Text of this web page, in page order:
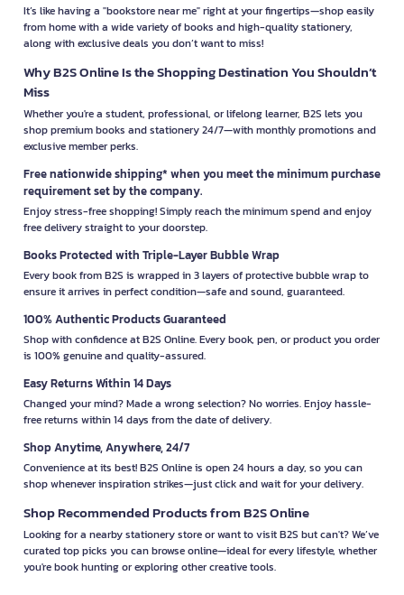
It’s like having a "bookstore near me" right at your fingertips—shop easily
from home with a wide variety of books and high-quality stationery,
along with exclusive deals you don’t want to miss!
Why B2S Online Is the Shopping Destination You Shouldn’t
Miss
Whether you're a student, professional, or lifelong learner, B2S lets you
shop premium books and stationery 24/7—with monthly promotions and
exclusive member perks.
Free nationwide shipping* when you meet the minimum purchase
requirement set by the company.
Enjoy stress-free shopping! Simply reach the minimum spend and enjoy
free delivery straight to your doorstep.
Books Protected with Triple-Layer Bubble Wrap
Every book from B2S is wrapped in 3 layers of protective bubble wrap to
ensure it arrives in perfect condition—safe and sound, guaranteed.
100% Authentic Products Guaranteed
Shop with confidence at B2S Online. Every book, pen, or product you order
is 100% genuine and quality-assured.
Easy Returns Within 14 Days
Changed your mind? Made a wrong selection? No worries. Enjoy hassle-
free returns within 14 days from the date of delivery.
Shop Anytime, Anywhere, 24/7
Convenience at its best! B2S Online is open 24 hours a day, so you can
shop whenever inspiration strikes—just click and wait for your delivery.
Shop Recommended Products from B2S Online
Looking for a nearby stationery store or want to visit B2S but can't? We’ve
curated top picks you can browse online—ideal for every lifestyle, whether
you're book hunting or exploring other creative tools.